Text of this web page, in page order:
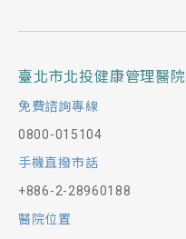
臺北市北投健康管理醫院
免費諮詢專線
0800-015104
手機直撥市話
+886-2-28960188
醫院位置